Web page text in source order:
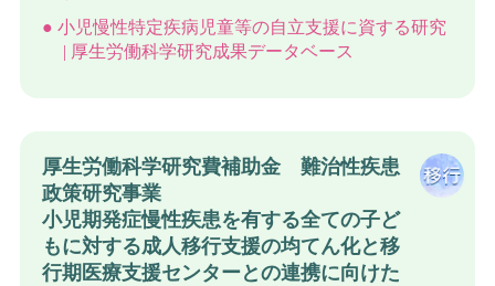
小児慢性特定疾病児童等の自立支援に資する研究
| 厚生労働科学研究成果データベース
厚生労働科学研究費補助金 難治性疾患
政策研究事業
小児期発症慢性疾患を有する全ての子ど
もに対する成人移行支援の均てん化と移
行期医療支援センターとの連携に向けた